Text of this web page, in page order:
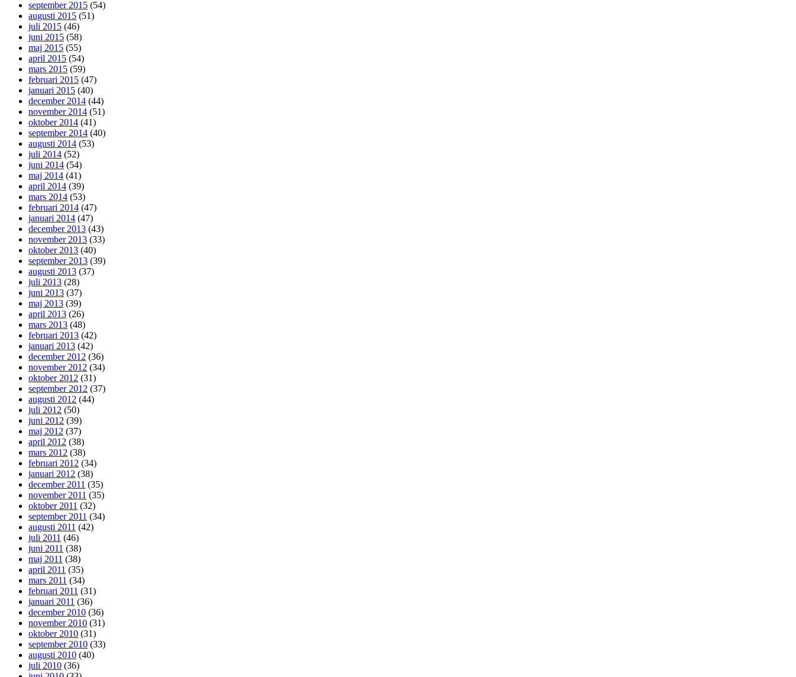
september 2015 (54)
augusti 2015 (51)
juli 2015 (46)
juni 2015 (58)
maj 2015 (55)
april 2015 (54)
mars 2015 (59)
februari 2015 (47)
januari 2015 (40)
december 2014 (44)
november 2014 (51)
oktober 2014 (41)
september 2014 (40)
augusti 2014 (53)
juli 2014 (52)
juni 2014 (54)
maj 2014 (41)
april 2014 (39)
mars 2014 (53)
februari 2014 (47)
januari 2014 (47)
december 2013 (43)
november 2013 (33)
oktober 2013 (40)
september 2013 (39)
augusti 2013 (37)
juli 2013 (28)
juni 2013 (37)
maj 2013 (39)
april 2013 (26)
mars 2013 (48)
februari 2013 (42)
januari 2013 (42)
december 2012 (36)
november 2012 (34)
oktober 2012 (31)
september 2012 (37)
augusti 2012 (44)
juli 2012 (50)
juni 2012 (39)
maj 2012 (37)
april 2012 (38)
mars 2012 (38)
februari 2012 (34)
januari 2012 (38)
december 2011 (35)
november 2011 (35)
oktober 2011 (32)
september 2011 (34)
augusti 2011 (42)
juli 2011 (46)
juni 2011 (38)
maj 2011 (38)
april 2011 (35)
mars 2011 (34)
februari 2011 (31)
januari 2011 (36)
december 2010 (36)
november 2010 (31)
oktober 2010 (31)
september 2010 (33)
augusti 2010 (40)
juli 2010 (36)